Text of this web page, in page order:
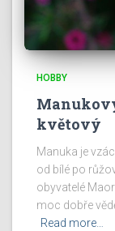
HOBBY
květový
Manuka je
od bílé po
obyvatelé
moc dobře
Read more…